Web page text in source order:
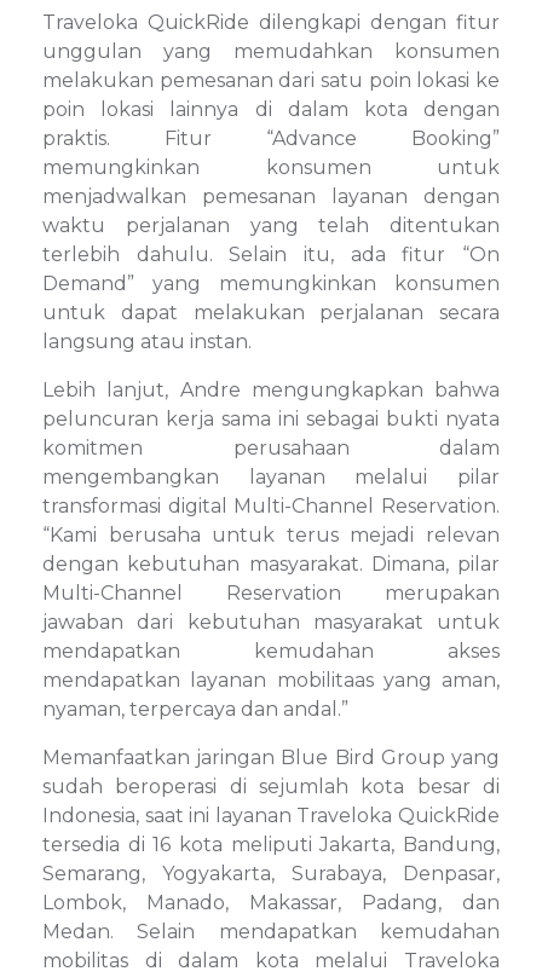
Traveloka QuickRide dilengkapi dengan fitur
unggulan yang memudahkan konsumen
melakukan pemesanan dari satu poin lokasi ke
poin lokasi lainnya di dalam kota dengan
praktis. Fitur “Advance Booking”
memungkinkan konsumen untuk
menjadwalkan pemesanan layanan dengan
waktu perjalanan yang telah ditentukan
terlebih dahulu. Selain itu, ada fitur “On
Demand” yang memungkinkan konsumen
untuk dapat melakukan perjalanan secara
langsung atau instan.
Lebih lanjut, Andre mengungkapkan bahwa
peluncuran kerja sama ini sebagai bukti nyata
komitmen perusahaan dalam
mengembangkan layanan melalui pilar
transformasi digital Multi-Channel Reservation.
“Kami berusaha untuk terus mejadi relevan
dengan kebutuhan masyarakat. Dimana, pilar
Multi-Channel Reservation merupakan
jawaban dari kebutuhan masyarakat untuk
mendapatkan kemudahan akses
mendapatkan layanan mobilitaas yang aman,
nyaman, terpercaya dan andal.”
Memanfaatkan jaringan Blue Bird Group yang
sudah beroperasi di sejumlah kota besar di
Indonesia, saat ini layanan Traveloka QuickRide
tersedia di 16 kota meliputi Jakarta, Bandung,
Semarang, Yogyakarta, Surabaya, Denpasar,
Lombok, Manado, Makassar, Padang, dan
Medan. Selain mendapatkan kemudahan
mobilitas di dalam kota melalui Traveloka